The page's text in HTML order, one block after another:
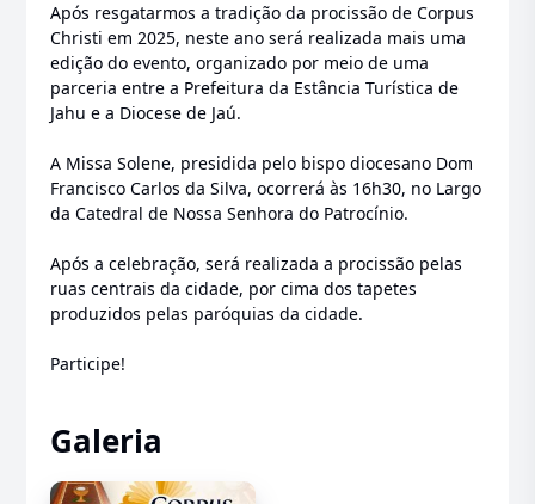
Após resgatarmos a tradição da procissão de Corpus
Christi em 2025, neste ano será realizada mais uma
edição do evento, organizado por meio de uma
parceria entre a Prefeitura da Estância Turística de
Jahu e a Diocese de Jaú.
A Missa Solene, presidida pelo bispo diocesano Dom
Francisco Carlos da Silva, ocorrerá às 16h30, no Largo
da Catedral de Nossa Senhora do Patrocínio.
Após a celebração, será realizada a procissão pelas
ruas centrais da cidade, por cima dos tapetes
produzidos pelas paróquias da cidade.
Participe!
Galeria